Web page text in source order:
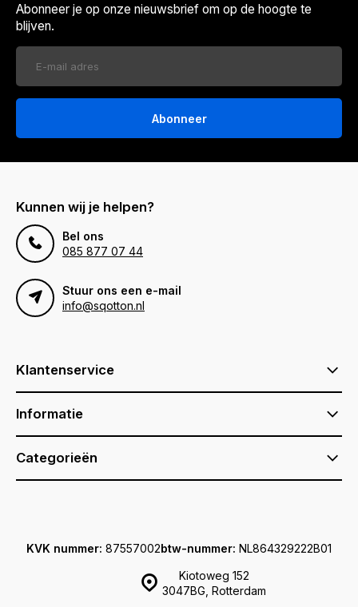
Abonneer je op onze nieuwsbrief om op de hoogte te
blijven.
Abonneer
Kunnen wij je helpen?
Bel ons
085 877 07 44
Stuur ons een e-mail
info@sqotton.nl
Klantenservice
Informatie
Categorieën
Kiotoweg 152
3047BG, Rotterdam
KVK nummer: 87557002btw-nummer: NL864329222B01